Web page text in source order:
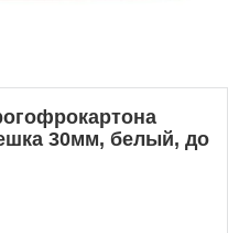
30мм, белый, до